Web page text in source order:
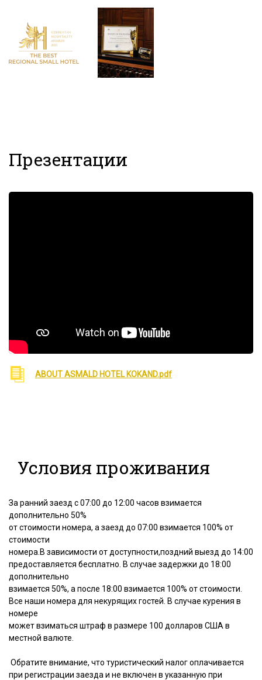
Презентации
ABOUT ASMALD HOTEL KOKAND.pdf
Условия проживания
За ранний заезд с 07:00 до 12:00 часов взимается
дополнительно 50%
от стоимости номера, а заезд до 07:00 взимается 100% от
стоимости
номера.В зависимости от доступности,поздний выезд до 14:00
предоставляется бесплатно. В случае задержки до 18:00
дополнительно
взимается 50%, а после 18:00 взимается 100% от стоимости.
Все наши номера для некурящих гостей. В случае курения в
номере
может взиматься штраф в размере 100 долларов США в
местной валюте.
Обратите внимание, что туристический налог оплачивается
при регистрации заезда и не включен в указанную при